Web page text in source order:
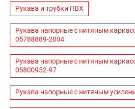
Рукава и трубки ПВХ
Рукава напорные с нитяным
05788889-2004
Рукава напорные с нитяным
05800952-97
Рукава напорные с нитяным